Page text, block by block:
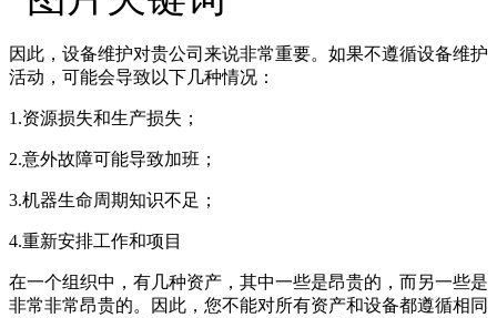
因此，设备维护对贵公司来说非常重要。如果不遵循设备维护
活动，可能会导致以下几种情况：
1.资源损失和生产损失；
2.意外故障可能导致加班；
3.机器生命周期知识不足；
4.重新安排工作和项目
在一个组织中，有几种资产，其中一些是昂贵的，而另一些是
非常非常昂贵的。因此，您不能对所有资产和设备都遵循相同